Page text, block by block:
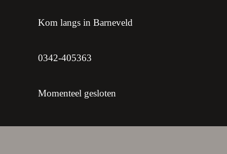
Kom langs in Barneveld
0342-405363
Momenteel gesloten